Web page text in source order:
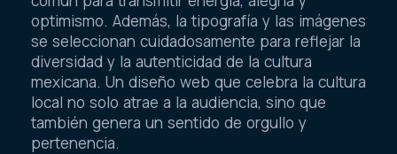
optimismo. Además, la tipografía y las imágenes
se seleccionan cuidadosamente para reflejar la
diversidad y la autenticidad de la cultura
mexicana. Un diseño web que celebra la cultura
local no solo atrae a la audiencia, sino que
también genera un sentido de orgullo y
pertenencia.